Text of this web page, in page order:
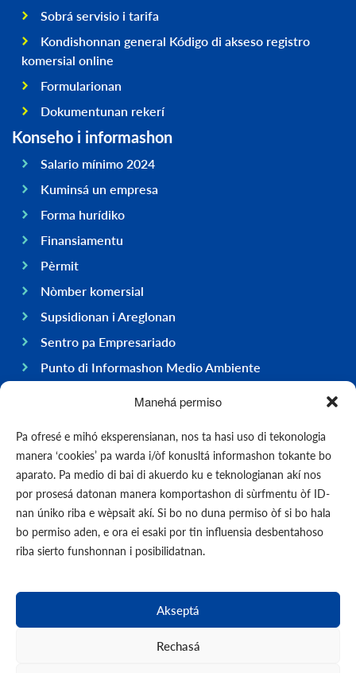
Manehá permiso
Pa ofresé e mihó eksperensianan, nos ta hasi uso di tekonologia
manera ‘cookies’ pa warda i/òf konusltá informashon tokante bo
aparato. Pa medio di bai di akuerdo ku e teknologianan akí nos
por prosesá datonan manera komportashon di sùrfmentu òf ID-
nan úniko riba e wèpsait akí. Si bo no duna permiso òf si bo hala
bo permiso aden, e ora ei esaki por tin influensia desbentahoso
riba sierto funshonnan i posibilidatnan.
Akseptá
Rechasá
Sobrá servisio i tarifa
Kondishonnan general Kódigo di akseso registro
komersial online
Formularionan
Dokumentunan rekerí
Konseho i informashon
Salario mínimo 2024
Kuminsá un empresa
Forma hurídiko
Finansiamentu
Pèrmit
Nòmber komersial
Supsidionan i Areglonan
Sentro pa Empresariado
Punto di Informashon Medio Ambiente
Hasi negoshi na Boneiru
Ekonomia
Gobièrnu
Infrastruktura
General
Kontakto
Notisia